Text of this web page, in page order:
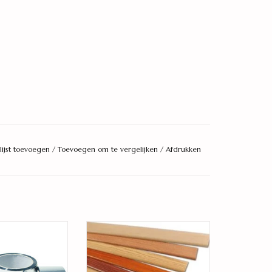
toevoegen /Toevoegen om te vergelijken / Afdrukken
bij passende plakplint
TOEVOEGEN AAN WINKELWAGEN